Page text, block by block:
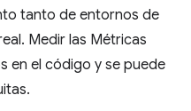
tanto de entornos de
Medir las Métricas
en el código y se puede